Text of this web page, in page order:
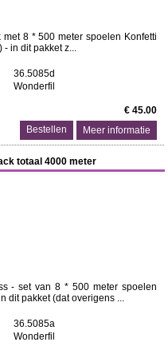
8 * 500 meter spoelen Konfetti
in dit pakket z...
36.5085d
Wonderfil
€ 45.00
Meer informatie
totaal 4000 meter
- set van 8 * 500 meter spoelen
dit pakket (dat overigens ...
36.5085a
Wonderfil